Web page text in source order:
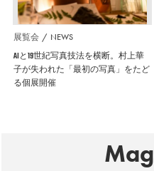
展覧会 NEWS
AIと19世紀写真技法を横断。村上華
子が失われた「最初の写真」をたど
る個展開催